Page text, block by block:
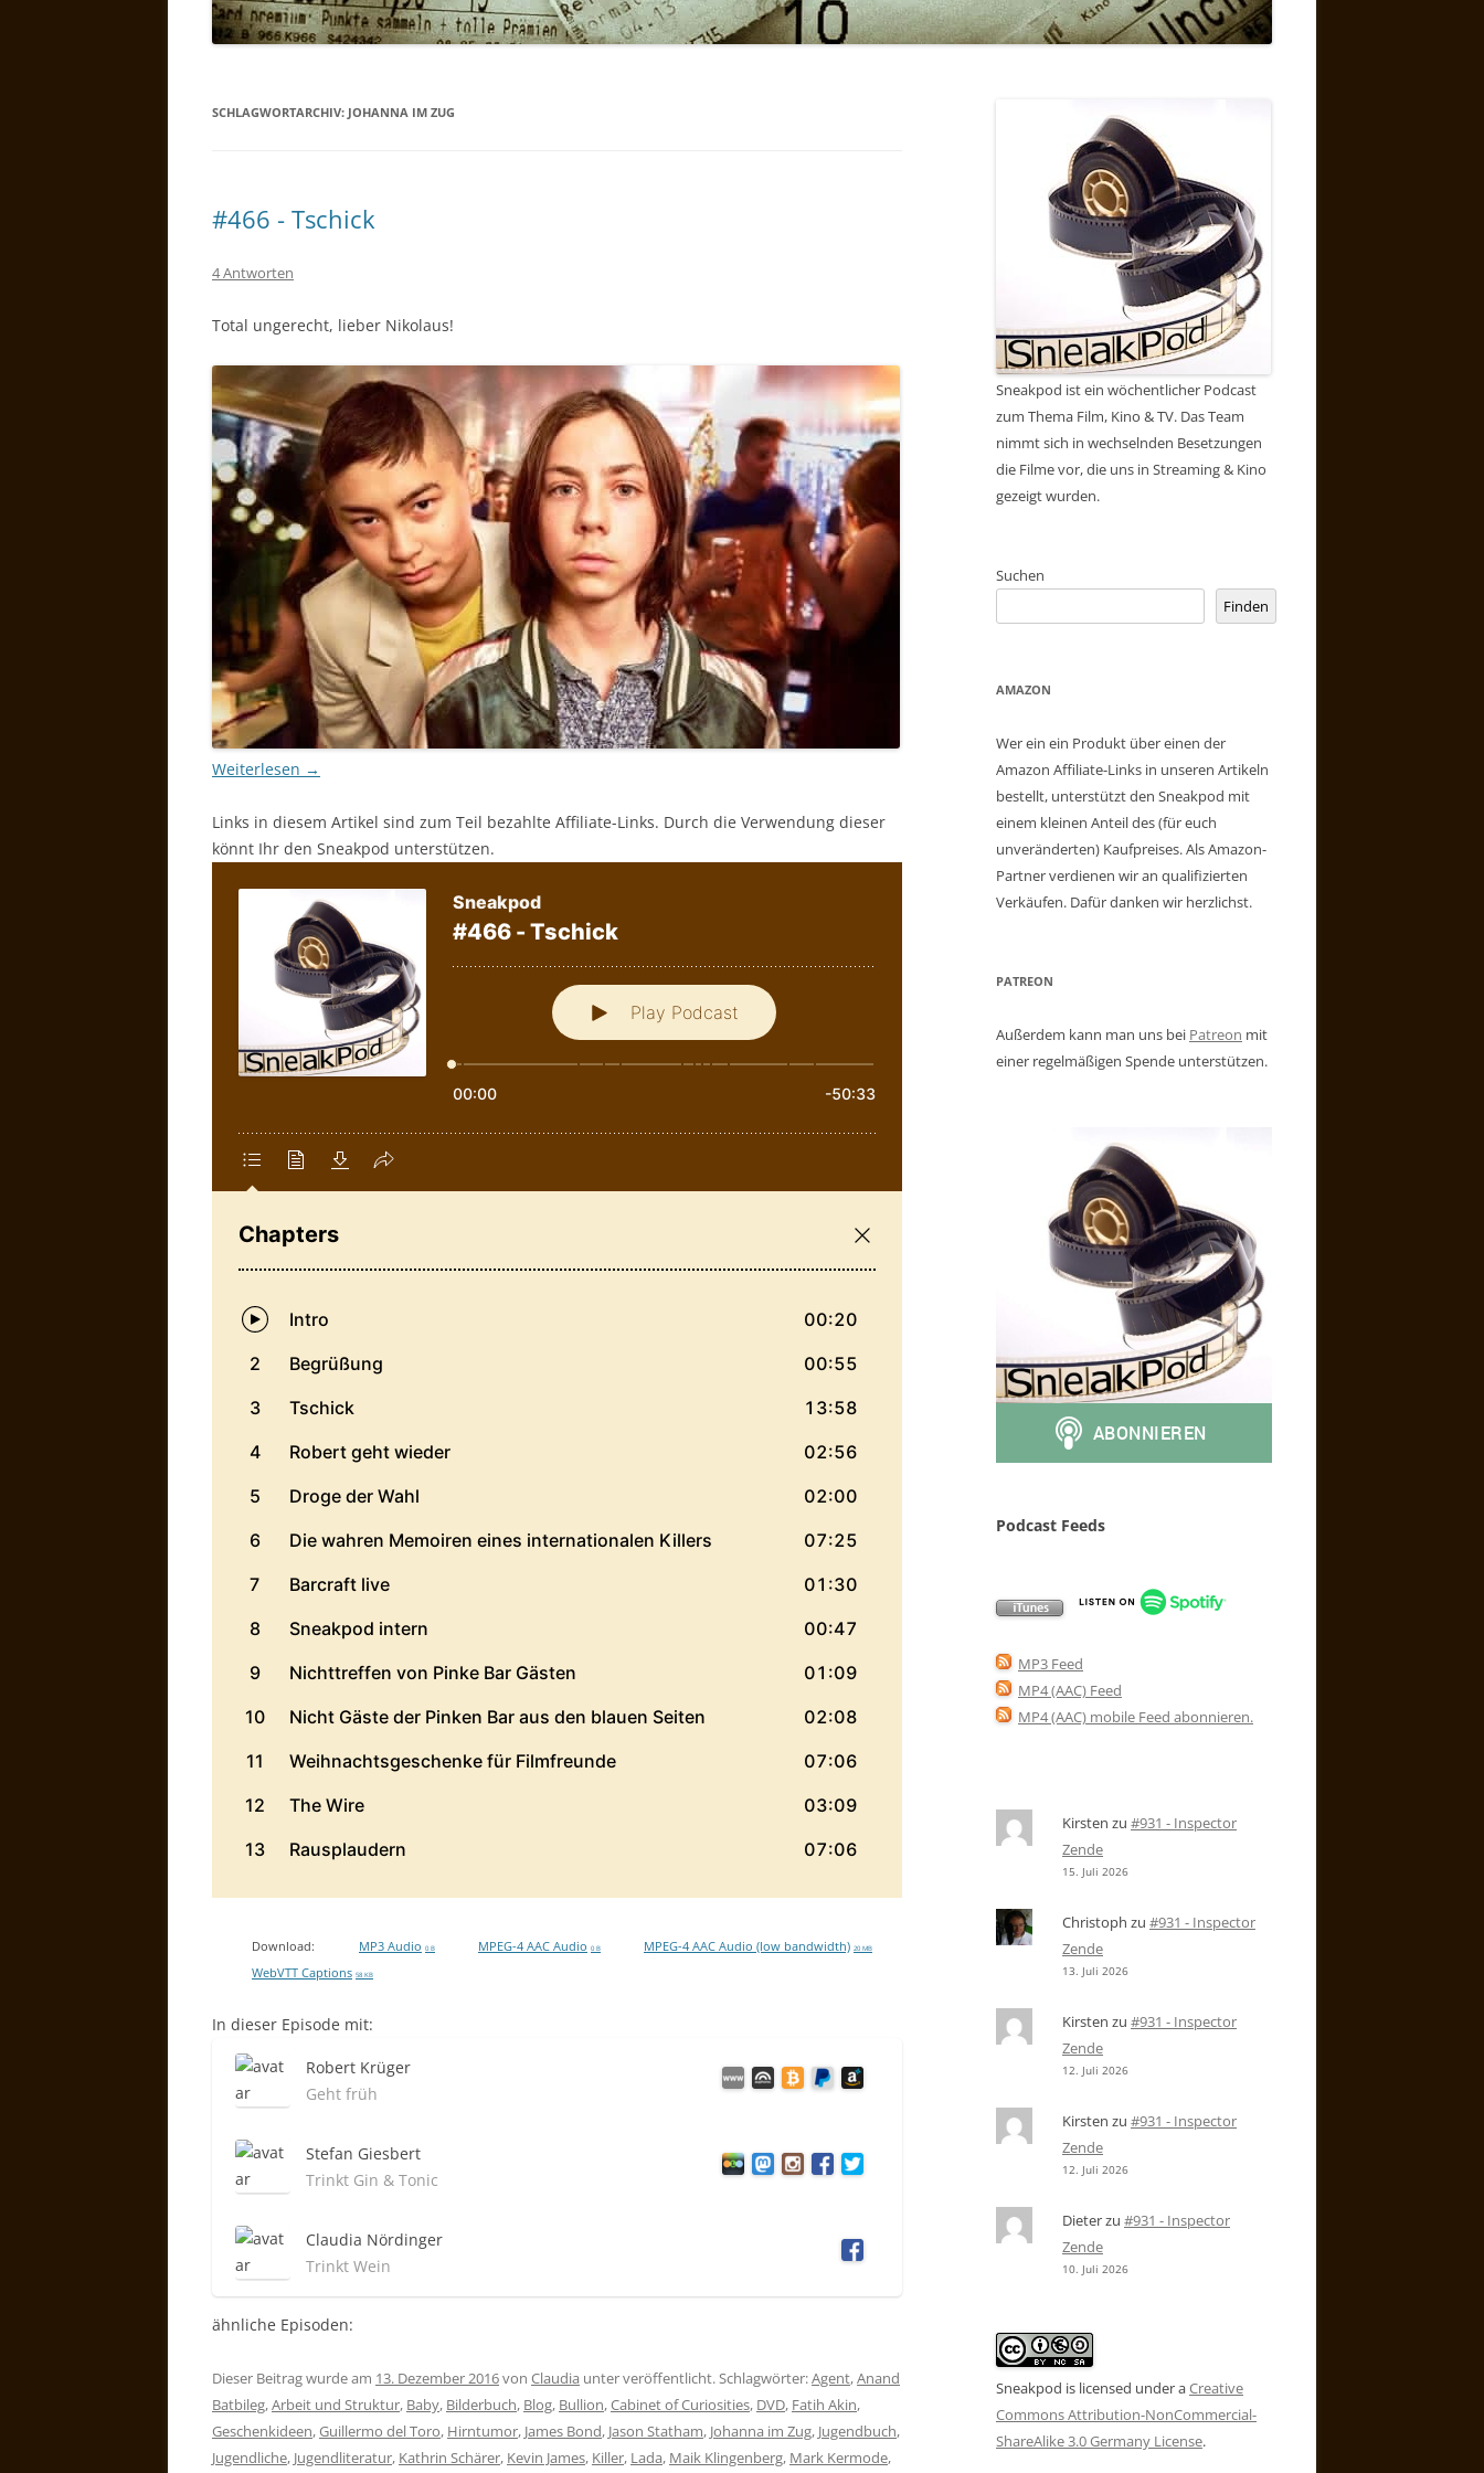
SCHLAGWORTARCHIV: JOHANNA IM ZUG
#466 - Tschick
4 Antworten
Total ungerecht, lieber Nikolaus!
Weiterlesen →
Links in diesem Artikel sind zum Teil bezahlte Affiliate-Links. Durch die Verwendung dieser
könnt Ihr den Sneakpod unterstützen.
Download: MP3 Audio 0 B MPEG-4 AAC Audio 0 B MPEG-4 AAC Audio (low bandwidth) 20 MB
WebVTT Captions 58 KB
In dieser Episode mit:
Robert Krüger
Geht früh
Stefan Giesbert
Trinkt Gin & Tonic
Claudia Nördinger
Trinkt Wein
ähnliche Episoden:
Dieser Beitrag wurde am 13. Dezember 2016von Claudia unter veröffentlicht. Schlagwörter:Agent,Anand
Batbileg,Arbeit und Struktur, Baby, Bilderbuch, Blog, Bullion,Cabinet of Curiosities, DVD, Fatih Akin,
Geschenkideen,Guillermo del Toro, Hirntumor, James Bond, Jason Statham, Johanna im Zug, Jugendbuch,
Jugendliche, Jugendliteratur, Kathrin Schärer, Kevin James, Killer, Lada, Maik Klingenberg, Mark Kermode,
Sneakpod ist ein wöchentlicher Podcast
zum Thema Film, Kino & TV. Das Team
nimmt sich in wechselnden Besetzungen
die Filme vor, die uns in Streaming & Kino
gezeigt wurden.
Suchen
Finden
AMAZON
Wer ein ein Produkt über einen der
Amazon Affiliate-Links in unseren Artikeln
bestellt, unterstützt den Sneakpod mit
einem kleinen Anteil des (für euch
unveränderten) Kaufpreises. Als Amazon-
Partner verdienen wir an qualifizierten
Verkäufen. Dafür danken wir herzlichst.
PATREON
Außerdem kann man uns bei Patreon mit
einer regelmäßigen Spende unterstützen.
Podcast Feeds
MP3 Feed
MP4 (AAC) Feed
MP4 (AAC) mobile Feed abonnieren.
Kirsten zu #931 - Inspector
Zende
15. Juli 2026
Christoph zu #931 - Inspector
Zende
13. Juli 2026
Kirsten zu #931 - Inspector
Zende
12. Juli 2026
Kirsten zu #931 - Inspector
Zende
12. Juli 2026
Dieterzu #931 - Inspector
Zende
10. Juli 2026
Sneakpod is licensed under aCreative
Commons Attribution-NonCommercial-
ShareAlike 3.0 Germany License.